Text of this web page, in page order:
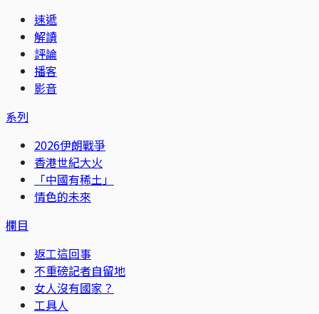
速遞
解讀
評論
播客
影音
系列
2026伊朗戰爭
香港世紀大火
「中國有稀土」
情色的未來
欄目
返工這回事
不重磅記者自留地
女人沒有國家？
工具人